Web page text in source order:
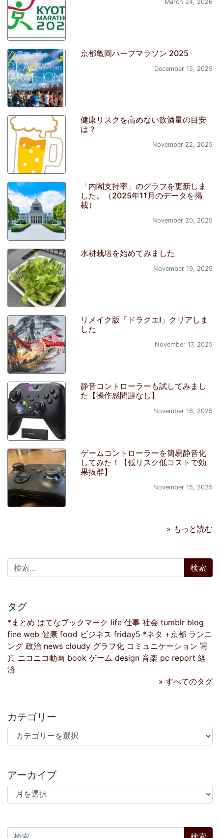
March 24, 2026
京都亀岡ハーフマラソン 2025
December 15, 2025
健康リスクを高めない飲酒量の目安
は？
November 22, 2025
「内閣支持率」のグラフを更新しま
した。（2025年11月のデータを掲
載）
November 20, 2025
水耕栽培を始めてみました
November 19, 2025
リメイク版「ドラクエI」クリアしま
した
November 17, 2025
静音コントローラーも試してみまし
た【操作感問題なし】
November 16, 2025
ゲームコントローラーを簡易静音化
してみた！【低リスク低コストで効
果抜群】
November 15, 2025
» もっと読む
検索:
タグ
*まとめ はてなブックマーク life 仕事 社会 tumblr blog
fine web 健康 food ビジネス friday5 *ネタ +京都 ランニ
ング 政治 news cloudy グラフ化 コミュニケーション 写
真 ニコニコ動画 book ゲーム design 音楽 pc report 経
済
» すべてのタグ
カテゴリー
カテゴリー
アーカイブ
アーカイブ
検索: